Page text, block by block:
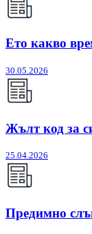
Ето какво
30.05.2026
Жълт код за
25.04.2026
Предимно